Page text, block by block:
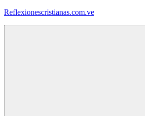
Saltar
Reflexionescristianas.com.ve